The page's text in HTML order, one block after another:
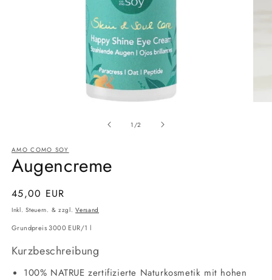
1 /Ab
2
AMO COMO SOY
Augencreme
Normaler
Preis
45,00 EUR
Inkl. Steuern. & zzgl.Versand
Grundpreis
Grundpreis 3000 EUR/1 l
Kurzbeschreibung
100% NATRUE zertifizierte Naturkosmetik mit hohen